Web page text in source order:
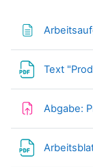
Text
Abgabe: